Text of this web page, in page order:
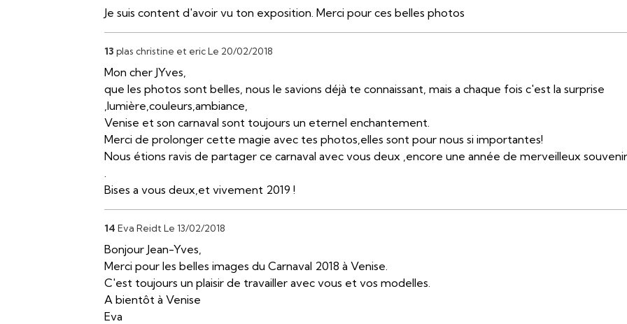
Je suis content d'avoir vu ton exposition. Merci pour ces belles photos
13 plas christine et eric Le 20/02/2018
Mon cher JYves,
que les photos sont belles, nous le savions déjà te connaissant, mais a chaque fois c'est la surprise
,lumière,couleurs,ambiance,
Venise et son carnaval sont toujours un eternel enchantement.
Merci de prolonger cette magie avec tes photos,elles sont pour nous si importantes!
Nous étions ravis de partager ce carnaval avec vous deux ,encore une année de merveilleux
.
Bises a vous deux,et vivement 2019 !
14 Eva Reidt Le 13/02/2018
Bonjour Jean-Yves,
Merci pour les belles images du Carnaval 2018 à Venise.
C'est toujours un plaisir de travailler avec vous et vos modelles.
A bientôt à Venise
Eva